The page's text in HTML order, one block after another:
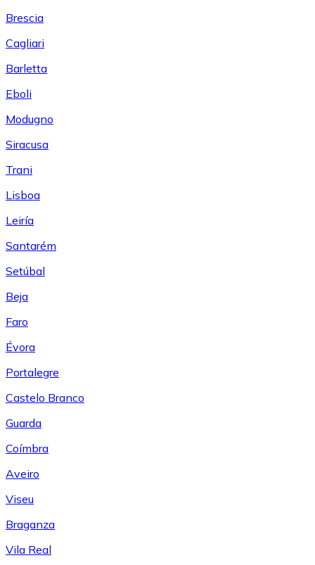
Brescia
Cagliari
Barletta
Eboli
Modugno
Siracusa
Trani
Lisboa
Leiría
Santarém
Setúbal
Beja
Faro
Évora
Portalegre
Castelo Branco
Guarda
Coímbra
Aveiro
Viseu
Braganza
Vila Real